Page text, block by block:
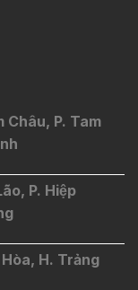
Châu, P. Tam
P. Hiệp
H. Trảng